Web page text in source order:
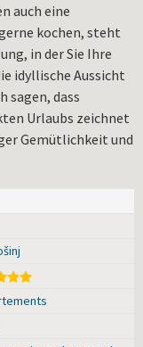
auch eine
kochen, steht
in der Sie Ihre
idyllische Aussicht
sagen, dass
Urlaubs zeichnet
Gemütlichkeit und